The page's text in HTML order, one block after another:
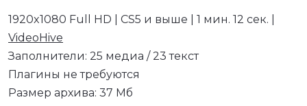
1920x1080 Full HD | CS5 и выше | 1 мин. 12 сек. |
VideoHive
Заполнители: 25 медиа / 23 текст
Плагины не требуются
Размер архива: 37 Мб